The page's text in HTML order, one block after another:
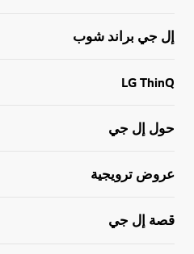
إل جي براند شوب
LG ThinQ
حول إل جي
عروض ترويجية
قصة إل جي